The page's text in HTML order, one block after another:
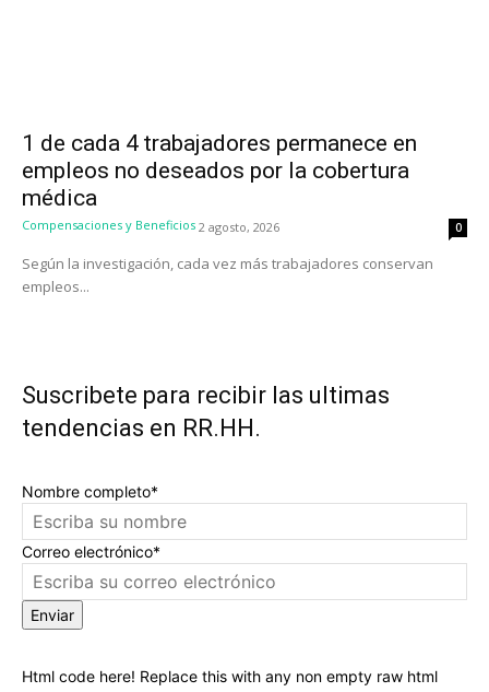
1 de cada 4 trabajadores permanece en
empleos no deseados por la cobertura
médica
Compensaciones y Beneficios 2 agosto, 2026 0
Según la investigación, cada vez más trabajadores conservan
empleos...
Suscribete para recibir las ultimas
tendencias en RR.HH.
Nombre completo*
Correo electrónico*
Enviar
Html code here! Replace this with any non empty raw html